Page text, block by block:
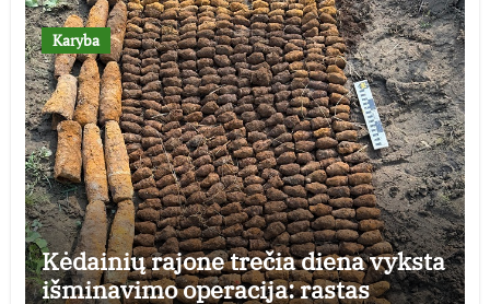
Karyba
Kėdainių rajone trečia diena vyksta
išminavimo operacija: rastas